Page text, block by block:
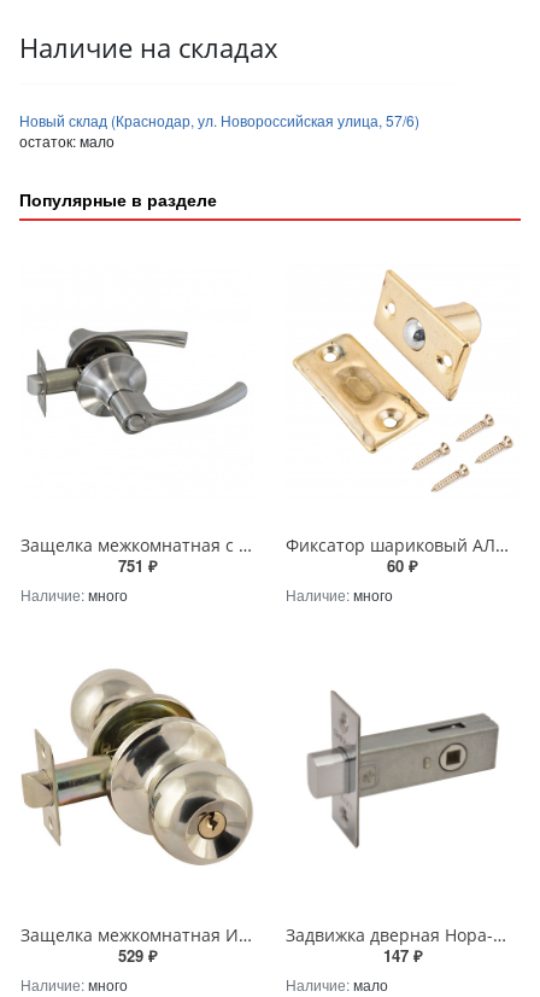
Наличие на складах
Новый склад (Краснодар, ул. Новороссийская улица, 57/6)
остаток:мало
Популярные в разделе
Защелка межкомнатная с фиксатором Нора-М ТТ1-03 ISPARUS матовый никель
751 ₽
Наличие:много
Фиксатор шариковый АЛЛЮР СТАНДАРТ ЕВРОПАКЕТ 588 GP золото
60 ₽
Наличие:много
Защелка межкомнатная ИСПАРУС ISP ЗШ-01 (ключ/фиксатор) матовый никель
529 ₽
Наличие:много
Задвижка дверная Нора-М З-45 хром
147 ₽
Наличие:мало